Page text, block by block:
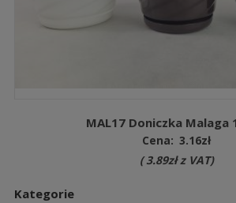
MAL17 Doniczka Malaga
Cena: 3.16zł
( 3.89złz VAT)
Kategorie